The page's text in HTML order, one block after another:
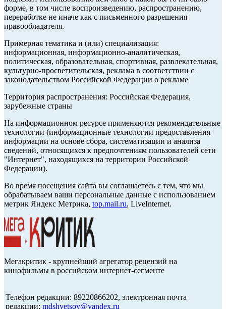
форме, в том числе воспроизведению, распространению,
переработке не иначе как с письменного разрешения
правообладателя.
Примерная тематика и (или) специализация:
информационная, информационно-аналитическая,
политическая, образовательная, спортивная, развлекательная,
культурно-просветительская, реклама в соответствии с
законодательством Российской Федерации о рекламе
Территория распространения: Российская Федерация,
зарубежные страны
На информационном ресурсе применяются рекомендательные
технологии (информационные технологии предоставления
информации на основе сбора, систематизации и анализа
сведений, относящихся к предпочтениям пользователей сети
"Интернет", находящихся на территории Российской
Федерации).
Во время посещения сайта вы соглашаетесь с тем, что мы
обрабатываем ваши персональные данные с использованием
метрик Яндекс Метрика, top.mail.ru, LiveInternet.
Мегакритик - крупнейший агрегатор рецензий на
кинофильмы в российском интернет-сегменте
Телефон редакции: 89220866202, электронная почта
редакции: mdshvetsov@yandex.ru